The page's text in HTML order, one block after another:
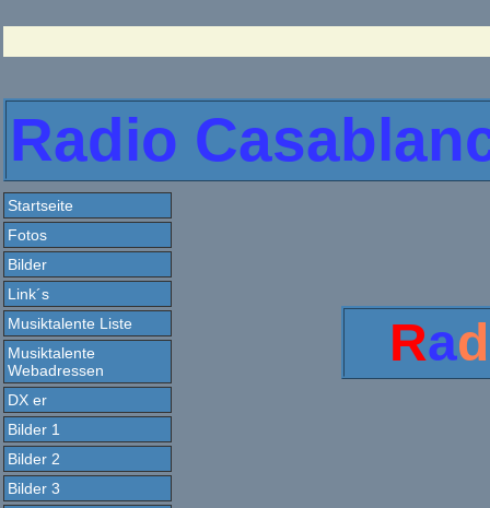
Radio
Startseite
Fotos
Bilder
Link´s
Musiktalente Liste
Musiktalente
Webadressen
DX er
Bilder 1
Bilder 2
Bilder 3
Rad